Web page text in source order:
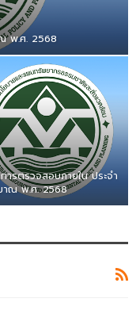
พ.ศ. 2568
ารตรวจสอบภายใน ประจำ
าณ พ.ศ. 2568